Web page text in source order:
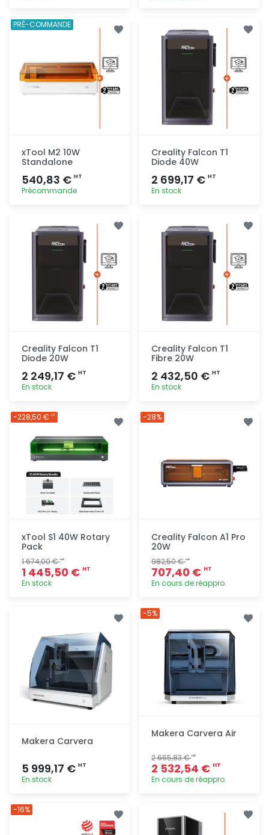
rapide
rapide
xTool M2 10W
Standalone
540,83 € HT
Précommande
rapide
PRÉ-COMMANDE
Creality Falcon T1
Diode 40W
2 699,17 € HT
En stock
rapide
Creality Falcon T1
Diode 20W
2 249,17 € HT
En stock
Creality Falcon T1
Fibre 20W
2 432,50 € HT
En stock
xTool S1 40W Rotary
Pack
1 674,00 €HT
1 445,50 € HT
En stock
-228,50 € HT
Creality Falcon A1 Pro
20W
982,50 €HT
707,40 € HT
En cours de réappro.
-28%
Makera Carvera
5 999,17 € HT
En stock
rapide
Makera Carvera Air
2 665,83 €HT
2 532,54 € HT
En cours de réappro.
-5%
-16%